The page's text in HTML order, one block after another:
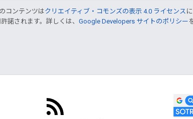
コンテンツはクリエイティブ・コモンズの表示 4.0 ライセンス
諾されます。詳しくは、 Google Developers サイトのポリシー